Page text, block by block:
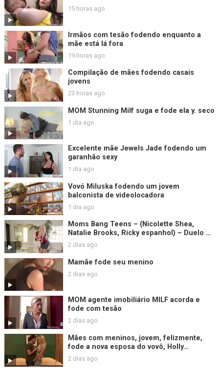
15 horas ago
Irmãos com tesão fodendo enquanto a
mãe está lá fora
19 horas ago
Compilação de mães fodendo casais
jovens
23 horas ago
MOM Stunning Milf suga e fode ela y. seco
1 dia ago
Excelente mãe Jewels Jade fodendo um
garanhão sexy
1 dia ago
Vovó Miluska fodendo um jovem
balconista de videolocadora
1 dia ago
Moms Bang Teens – (Nicolette Shea,
Natalie Brooks, Ricky espanhol) – Duelo de
Gold Digger – Reality Kings
2 dias ago
Mamãe fode seu menino
2 dias ago
MOM agente imobiliário MILF acorda e
fode com tesão
2 dias ago
Mães com meninos, jovem, felizmente,
fode a nova esposa do vovô, Holly
Sampson
2 dias ago